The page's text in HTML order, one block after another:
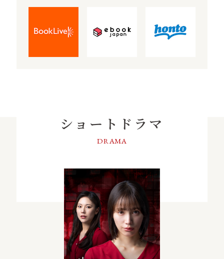
ショートドラマ
DRAMA